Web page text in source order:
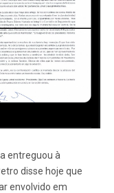
entreguou à
disse hoje que
envolvido em